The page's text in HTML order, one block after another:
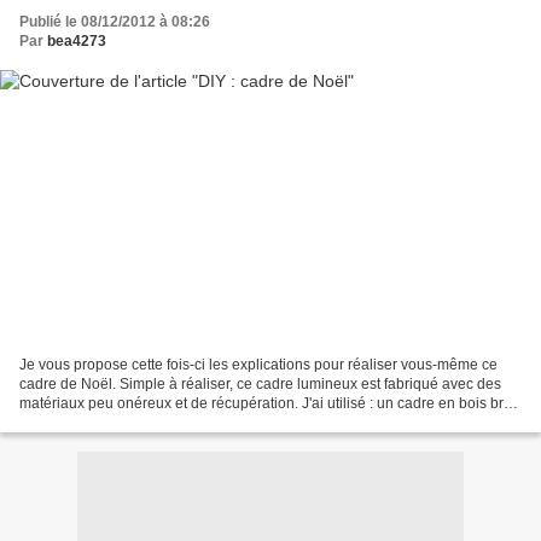
Publié le 08/12/2012 à 08:26
Par bea4273
Je vous propose cette fois-ci les explications pour réaliser vous-même ce
cadre de Noël. Simple à réaliser, ce cadre lumineux est fabriqué avec des
matériaux peu onéreux et de récupération. J'ai utilisé : un cadre en bois brut